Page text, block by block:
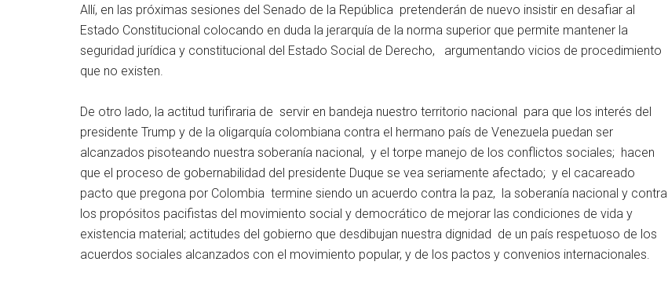
Allí, en las próximas sesiones del Senado de la República pretenderán de nuevo insistir en desafiar al
Estado Constitucional colocando en duda la jerarquía de la norma superior que permite mantener la
seguridad jurídica y constitucional del Estado Social de Derecho, argumentando vicios de procedimiento
que no existen.
De otro lado, la actitud turifiraria de servir en bandeja nuestro territorio nacional para que los interés del
presidente Trump y de la oligarquía colombiana contra el hermano país de Venezuela puedan ser
alcanzados pisoteando nuestra soberanía nacional, y el torpe manejo de los conflictos sociales; hacen
que el proceso de gobernabilidad del presidente Duque se vea seriamente afectado; y el cacareado
pacto que pregona por Colombia termine siendo un acuerdo contra la paz, la soberanía nacional y contra
los propósitos pacifistas del movimiento social y democrático de mejorar las condiciones de vida y
existencia material; actitudes del gobierno que desdibujan nuestra dignidad de un país respetuoso de los
acuerdos sociales alcanzados con el movimiento popular, y de los pactos y convenios internacionales.